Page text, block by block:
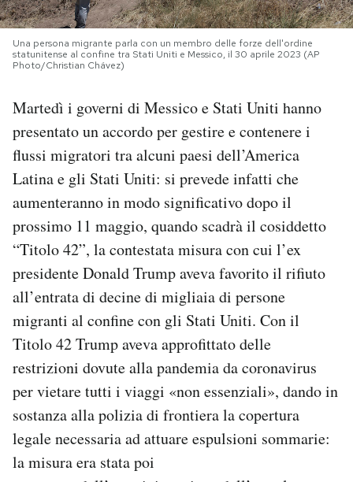
SHOP
CALENDARIO
AREA PERSONALE
Newsletter
Notifiche mobile
Regala il Post
Hai bisogno di aiuto?
Esci
Una persona migrante parla con un membro delle forze dell'ordine
statunitense al confine tra Stati Uniti e Messico, il 30 aprile 2023 (AP
Photo/Christian Chávez)
Martedì i governi di Messico e Stati Uniti hanno
presentato un accordo per gestire e contenere i
flussi migratori tra alcuni paesi dell’America
Latina e gli Stati Uniti: si prevede infatti che
aumenteranno in modo significativo dopo il
prossimo 11 maggio, quando scadrà il cosiddetto
“Titolo 42”, la contestata misura con cui l’ex
presidente Donald Trump aveva favorito il rifiuto
all’entrata di decine di migliaia di persone
migranti al confine con gli Stati Uniti. Con il
Titolo 42 Trump aveva approfittato delle
restrizioni dovute alla pandemia da coronavirus
per vietare tutti i viaggi «non essenziali», dando in
sostanza alla polizia di frontiera la copertura
legale necessaria ad attuare espulsioni sommarie:
la misura era stata poi